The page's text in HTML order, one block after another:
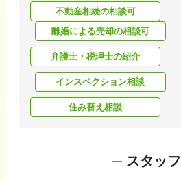
不動産相続の相談可
離婚による売却の相談可
弁護士・税理士の紹介
インスペクション相談
住み替え相談
スタッフ